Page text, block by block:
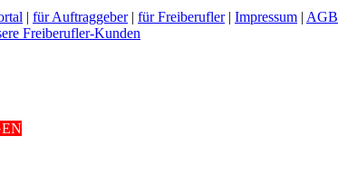
| für Auftraggeber| für Freiberufler| Impressum | AGB
Freiberufler-Kunden